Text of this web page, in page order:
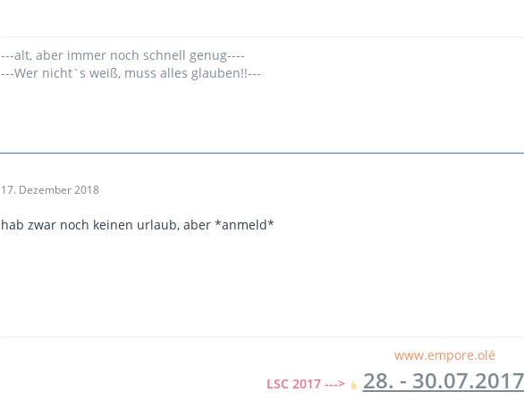
---alt, aber immer noch schnell genug----
---Wer nicht`s weiß, muss alles glauben!!---
17. Dezember 2018
hab zwar noch keinen urlaub, aber *anmeld*
www.empore.olé
LSC 2017 --->
28. - 30.07.2017